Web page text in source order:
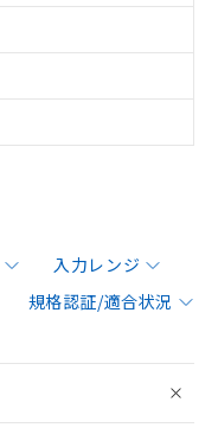
入力レンジ
規格認証/適合状況